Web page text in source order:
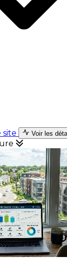
site Voir les